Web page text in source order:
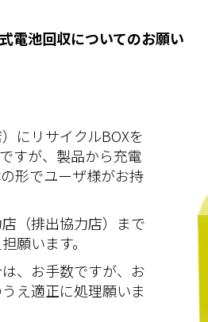
電池回収についてのお願い
にリサイクルBOXを
すが、製品から充電
形でユーザ様がお持
（排出協力店）まで
願います。
、お手数ですが、お
え適正に処理願いま